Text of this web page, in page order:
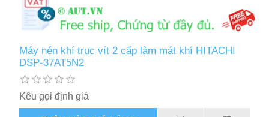
Máy nén khí trục vít 2 cấp làm mát khí HITACHI
DSP-37AT5N2
Kêu gọi định giá